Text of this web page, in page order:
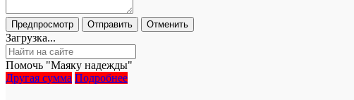
Загрузка...
Помочь "Маяку надежды"
Другая сумма Подробнее